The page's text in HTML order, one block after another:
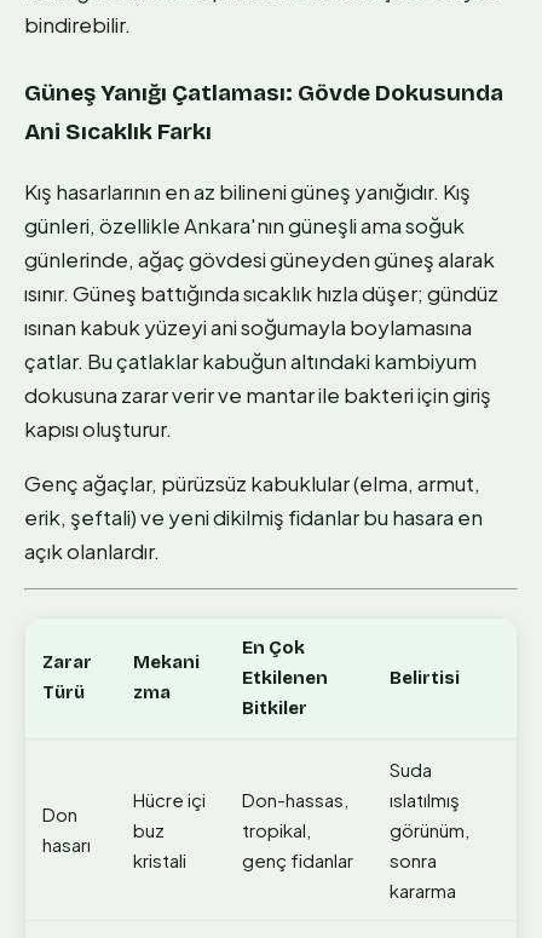
bindirebilir.
Güneş Yanığı Çatlaması: Gövde Dokusunda
Ani Sıcaklık Farkı
Kış hasarlarının en az bilineni güneş yanığıdır. Kış
günleri, özellikle Ankara'nın güneşli ama soğuk
günlerinde, ağaç gövdesi güneyden güneş alarak
ısınır. Güneş battığında sıcaklık hızla düşer; gündüz
ısınan kabuk yüzeyi ani soğumayla boylamasına
çatlar. Bu çatlaklar kabuğun altındaki kambiyum
dokusuna zarar verir ve mantar ile bakteri için giriş
kapısı oluşturur.
Genç ağaçlar, pürüzsüz kabuklular (elma, armut,
erik, şeftali) ve yeni dikilmiş fidanlar bu hasara en
açık olanlardır.
Zarar
Türü
Mekani
zma
En Çok
Etkilenen
Bitkiler
Belirtisi
Don
hasarı
Hücre içi
buz
kristali
Don-hassas,
tropikal,
genç fidanlar
Suda
ıslatılmış
görünüm,
sonra
kararma